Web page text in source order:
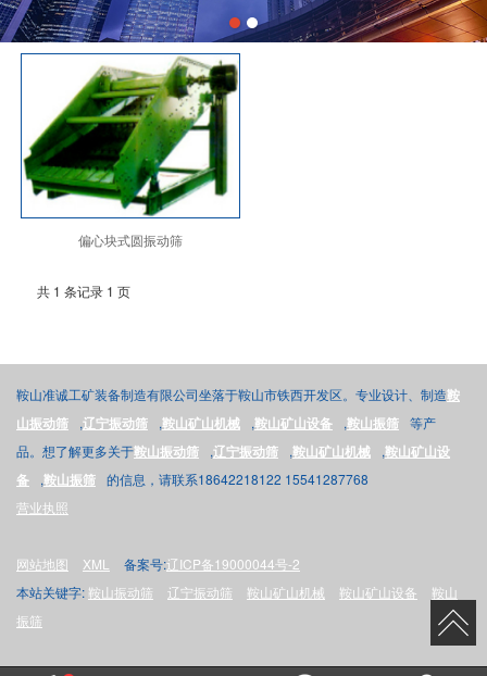
偏心块式圆振动筛
共 1 条记录 1 页
鞍山准诚工矿装备制造有限公司坐落于鞍山市铁西开发区。专业设计、制造鞍
山振动筛
,辽宁振动筛 ,鞍山矿山机械 ,鞍山矿山设备 ,鞍山振筛 等产
品。想了解更多关于鞍山振动筛 ,辽宁振动筛 ,鞍山矿山机械 ,鞍山矿山设
备
,鞍山振筛 的信息，请联系18642218122 15541287768
营业执照
网站地图 XML 备案号:辽ICP备19000044号-2
本站关键字: 鞍山振动筛 辽宁振动筛 鞍山矿山机械 鞍山矿山设备
鞍山
振筛